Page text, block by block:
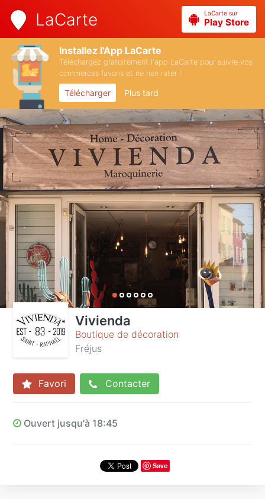
LaCarte LaCarte sur
Play Store
Installez l'App LaCarte
Téléchargez gratuitement l'app LaCarte pour suivre vos
commerces favoris et ne rien rater !
Télécharger Plus tard
Vivienda
Boutique de décoration
Fréjus
Favori Contacter
Ouvert jusqu'à 18:45
Save